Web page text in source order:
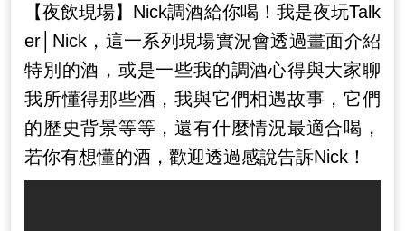
【夜飲現場】Nick調酒給你喝！我是夜玩Talk
er│Nick，這一系列現場實況會透過畫面介紹
特別的酒，或是一些我的調酒心得與大家聊
我所懂得那些酒，我與它們相遇故事，它們
的歷史背景等等，還有什麼情況最適合喝，
若你有想懂的酒，歡迎透過感說告訴Nick！